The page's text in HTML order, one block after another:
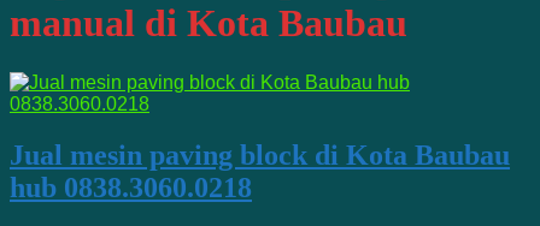
manual di Kota Baubau
Jual mesin paving block di Kota Baubau
hub 0838.3060.0218